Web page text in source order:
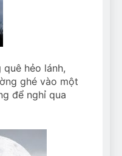
Play Fetch?
Them!
I Need to
hẻo lánh,
ghé vào một
để nghỉ qua